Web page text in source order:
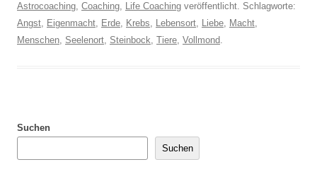
Astrocoaching, Coaching, Life Coaching veröffentlicht. Schlagworte:
Angst, Eigenmacht, Erde, Krebs, Lebensort, Liebe, Macht,
Menschen, Seelenort, Steinbock, Tiere, Vollmond.
Suchen
Suchen